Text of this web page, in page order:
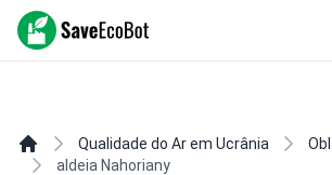
SaveEcoBot
Qualidade do Ar em Ucrânia
aldeia Nahoriany